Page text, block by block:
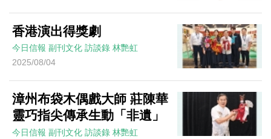
香港演出得獎劇
今日信報 副刊文化 訪談錄 林艷虹
2025/08/04
漳州布袋木偶戲大師 莊陳華
靈巧指尖傳承生動「非遺」
今日信報 副刊文化 訪談錄 林艷虹